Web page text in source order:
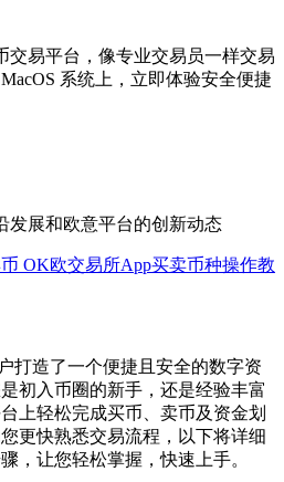
交易平台，像专业交易员一样交易
系统上，立即体验安全便捷
发展和欧意平台的创新动态
OK欧交易所App买卖币种操作教
打造了一个便捷且安全的数字资
初入币圈的新手，还是经验丰富
上轻松完成买币、卖币及资金划
更快熟悉交易流程，以下将详细
，让您轻松掌握，快速上手。